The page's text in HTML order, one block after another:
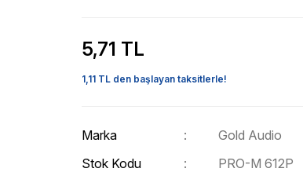
5,71 TL
1,11 TL den başlayan taksitlerle!
Marka
Gold Audio
Stok Kodu
PRO-M 612P